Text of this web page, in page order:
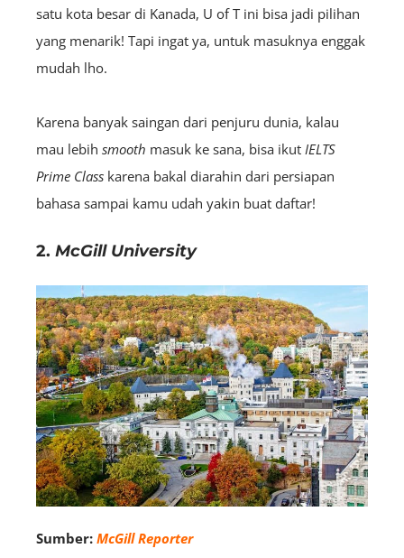
satu kota besar di Kanada, U of T ini bisa jadi pilihan
yang menarik! Tapi ingat ya, untuk masuknya enggak
mudah lho.
Karena banyak saingan dari penjuru dunia, kalau
mau lebih smooth masuk ke sana, bisa ikut IELTS
Prime Class karena bakal diarahin dari persiapan
bahasa sampai kamu udah yakin buat daftar!
2. McGill University
Sumber: McGill Reporter